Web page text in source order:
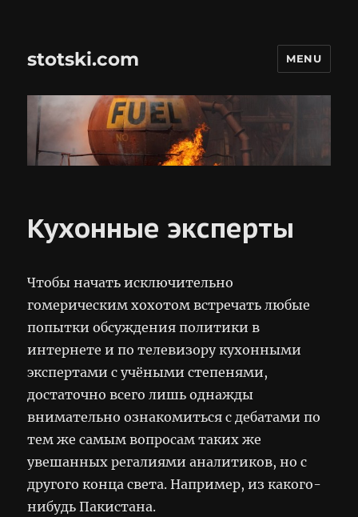
stotski.com MENU
Кухонные эксперты
Чтобы начать исключительно
гомерическим хохотом встречать любые
попытки обсуждения политики в
интернете и по телевизору кухонными
экспертами с учёными степенями,
достаточно всего лишь однажды
внимательно ознакомиться с дебатами по
тем же самым вопросам таких же
увешанных регалиями аналитиков, но с
другого конца света. Например, из какого-
нибудь Пакистана.